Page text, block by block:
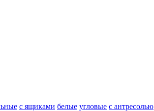
с ящиками белые угловые с антресолью